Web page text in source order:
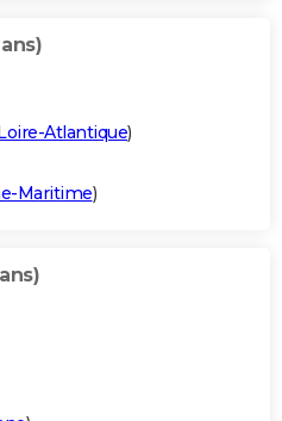
Atlantique)
Maritime)